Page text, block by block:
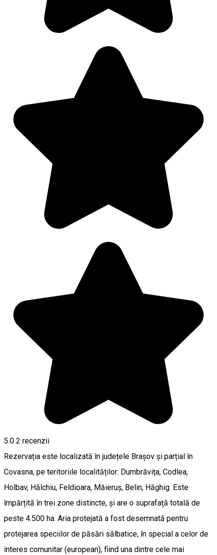
5.0 2 recenzii
Rezervația este localizată în județele Brașov și parțial în
Covasna, pe teritoriile localităților: Dumbrăvița, Codlea,
Holbav, Hălchiu, Feldioara, Măieruș, Belin, Hăghig. Este
împărțită în trei zone distincte, și are o suprafață totală de
peste 4.500 ha. Aria protejată a fost desemnată pentru
protejarea speciilor de păsări sălbatice, în special a celor de
interes comunitar (european), fiind una dintre cele mai